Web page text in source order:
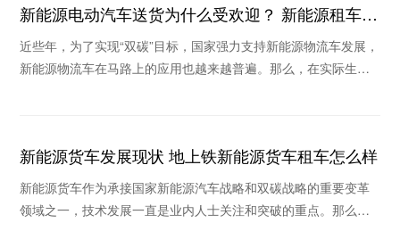
新能源电动汽车送货为什么受欢迎？ 新能源租车公
司推荐哪个
近些年，为了实现“双碳”目标，国家强力支持新能源物流车发展，
新能源物流车在马路上的应用也越来越普遍。那么，在实际生活
新能源货车发展现状 地上铁新能源货车租车怎么样
新能源货车作为承接国家新能源汽车战略和双碳战略的重要变革
领域之一，技术发展一直是业内人士关注和突破的重点。那么，